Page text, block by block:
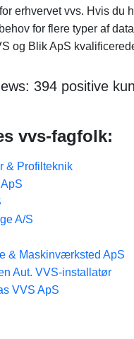
erhvervet vvs. Hvis du
for flere typer af
og Blik ApS
394 positive
vvs-fagfolk:
& Profilteknik
A/S
& Maskinværksted ApS
Aut. VVS-installatør
VVS ApS